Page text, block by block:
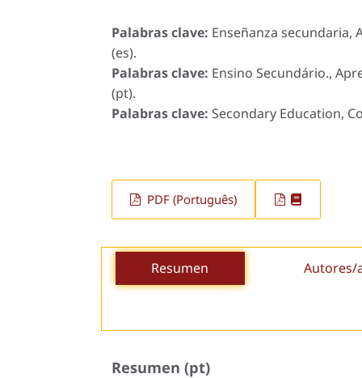
Palabras clave: Enseñanza secundaria,
(es).
Palabras clave: Ensino Secundário.,
(pt).
Palabras clave: Secondary Education,
PDF (Português)
Resumen Autores/
Resumen (pt)